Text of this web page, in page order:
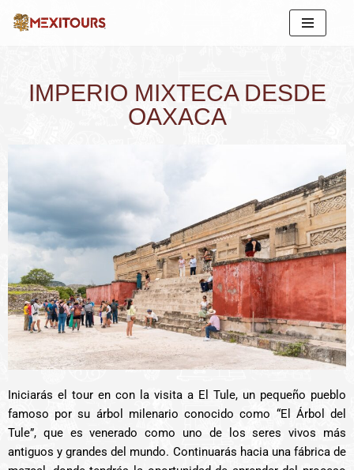
IMPERIO MIXTECA DESDE
OAXACA
Iniciarás el tour en con la visita a El Tule, un pequeño pueblo
famoso por su árbol milenario conocido como “El Árbol del
Tule”, que es venerado como uno de los seres vivos más
antiguos y grandes del mundo. Continuarás hacia una fábrica de